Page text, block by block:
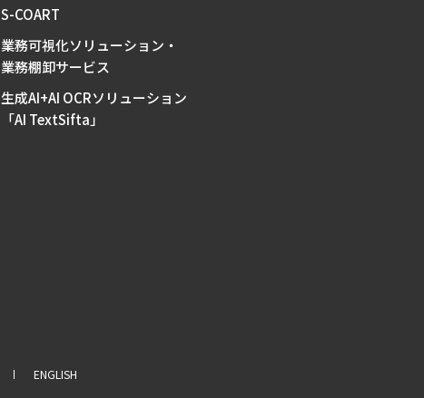
S-COART
業務可視化ソリューション・
業務棚卸サービス
生成AI+AI OCRソリューション
「AI TextSifta」
ENGLISH